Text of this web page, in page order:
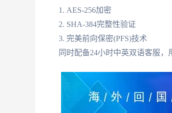
1. AES-256加密
2. SHA-384完整性验证
3. 完美前向保密(PFS)技术
同时配备24小时中英双语客服，